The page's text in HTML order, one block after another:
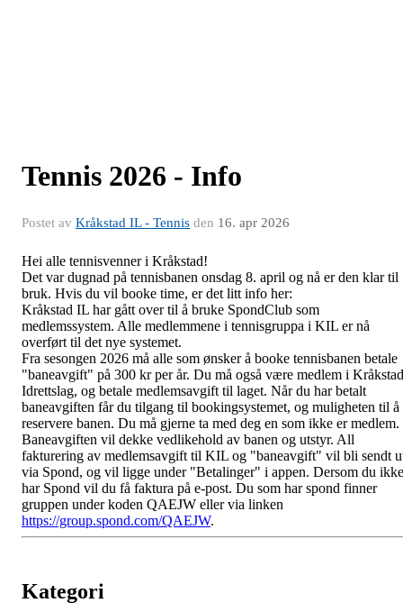
Tennis 2026 - Info
Postet av Kråkstad IL - Tennis den 16. apr 2026
Hei alle tennisvenner i Kråkstad!
Det var dugnad på tennisbanen onsdag 8. april og nå er den klar til
bruk. Hvis du vil booke time, er det litt info her:
Kråkstad IL har gått over til å bruke SpondClub som
medlemssystem. Alle medlemmene i tennisgruppa i KIL er nå
overført til det nye systemet.
Fra sesongen 2026 må alle som ønsker å booke tennisbanen betale
"baneavgift" på 300 kr per år. Du må også være medlem i Kråkstad
Idrettslag, og betale medlemsavgift til laget. Når du har betalt
baneavgiften får du tilgang til bookingsystemet, og muligheten til å
reservere banen. Du må gjerne ta med deg en som ikke er medlem.
Baneavgiften vil dekke vedlikehold av banen og utstyr. All
fakturering av medlemsavgift til KIL og "baneavgift" vil bli sendt
via Spond, og vil ligge under "Betalinger" i appen. Dersom du ikke
har Spond vil du få faktura på e-post. Du som har spond finner
gruppen under koden QAEJW eller via linken
https://group.spond.com/QAEJW.
Kategori